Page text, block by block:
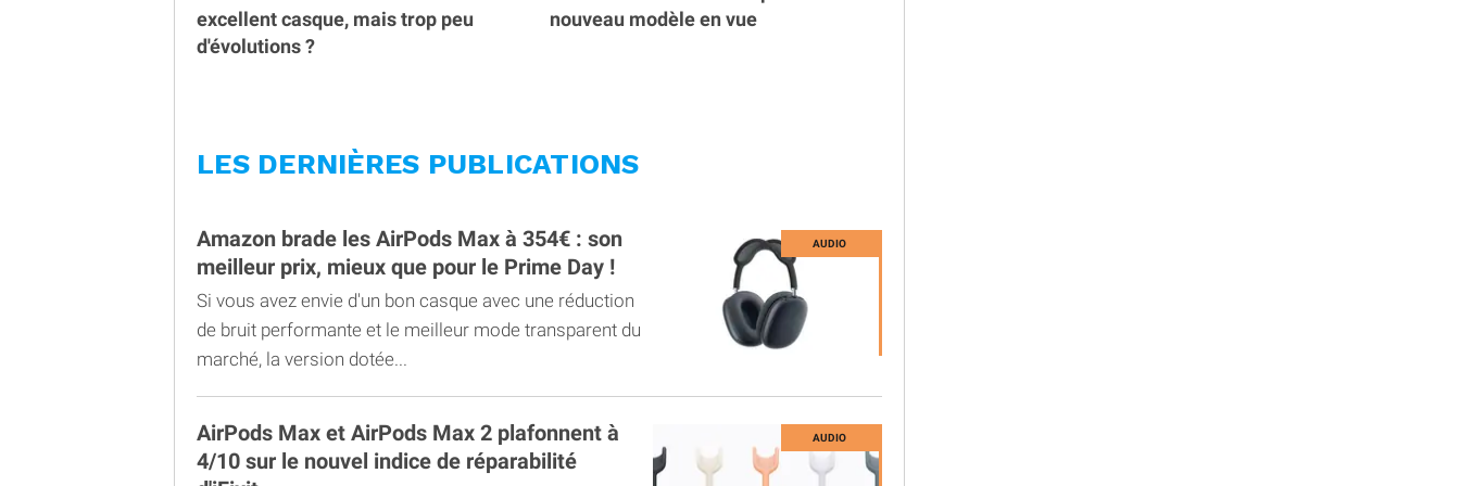
excellent casque, mais trop peu
d'évolutions ?
nouveau modèle en vue
LES DERNIÈRES PUBLICATIONS
Amazon brade les AirPods Max à 354€ : son
meilleur prix, mieux que pour le Prime Day !
Si vous avez envie d'un bon casque avec une réduction
de bruit performante et le meilleur mode transparent du
marché, la version dotée...
AirPods Max et AirPods Max 2 plafonnent à
4/10 sur le nouvel indice de réparabilité